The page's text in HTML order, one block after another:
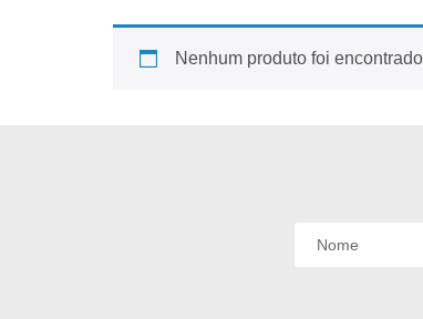
Nenhum produto foi